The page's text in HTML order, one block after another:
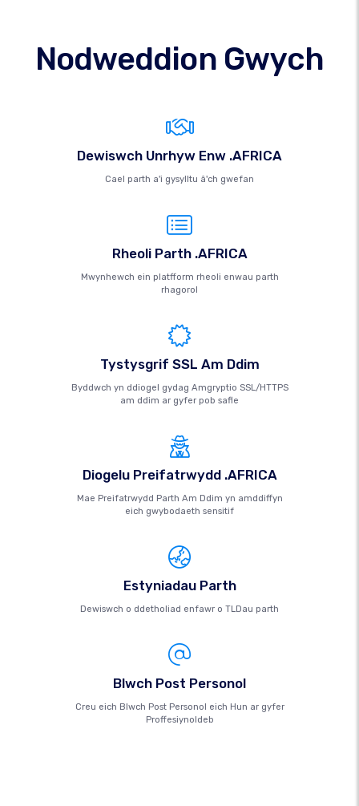
Nodweddion Gwych
Dewiswch Unrhyw Enw .AFRICA
Cael parth a'i gysylltu â'ch gwefan
Rheoli Parth .AFRICA
Mwynhewch ein platfform rheoli enwau parth
rhagorol
Tystysgrif SSL Am Ddim
Byddwch yn ddiogel gydag Amgryptio SSL/HTTPS
am ddim ar gyfer pob safle
Diogelu Preifatrwydd .AFRICA
Mae Preifatrwydd Parth Am Ddim yn amddiffyn
eich gwybodaeth sensitif
Estyniadau Parth
Dewiswch o ddetholiad enfawr o TLDau parth
Blwch Post Personol
Creu eich Blwch Post Personol eich Hun ar gyfer
Proffesiynoldeb